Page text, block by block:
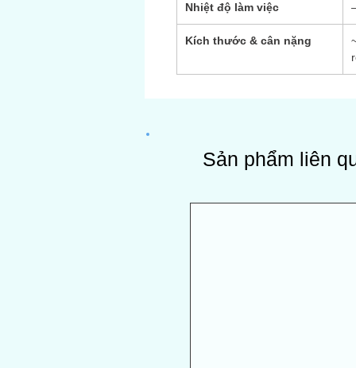
Nhiệt độ làm việc
Kích thước & cân nặng
Sản phẩm liên